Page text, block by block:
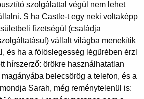
szolgálattal végül nem lehet
S ha Castle-t egy neki voltaképp
fizetségül (családja
vállalt világba menekítik
és ha a fölöslegesség légűrében érzi
hírszerző: örökre használhatatlan
belecsörög a telefon, és a
Sarah, még reménytelenül is: